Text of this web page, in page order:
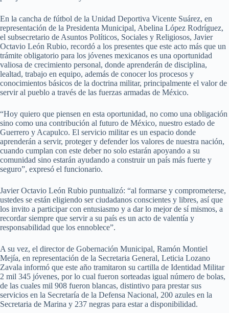
En la cancha de fútbol de la Unidad Deportiva Vicente Suárez, en
representación de la Presidenta Municipal, Abelina López Rodríguez,
el subsecretario de Asuntos Políticos, Sociales y Religiosos, Javier
Octavio León Rubio, recordó a los presentes que este acto más que un
trámite obligatorio para los jóvenes mexicanos es una oportunidad
valiosa de crecimiento personal, donde aprenderán de disciplina,
lealtad, trabajo en equipo, además de conocer los procesos y
conocimientos básicos de la doctrina militar, principalmente el valor de
servir al pueblo a través de las fuerzas armadas de México.
“Hoy quiero que piensen en esta oportunidad, no como una obligación
sino como una contribución al futuro de México, nuestro estado de
Guerrero y Acapulco. El servicio militar es un espacio donde
aprenderán a servir, proteger y defender los valores de nuestra nación,
cuando cumplan con este deber no solo estarán apoyando a su
comunidad sino estarán ayudando a construir un país más fuerte y
seguro”, expresó el funcionario.
Javier Octavio León Rubio puntualizó: “al formarse y comprometerse,
ustedes se están eligiendo ser ciudadanos conscientes y libres, así que
los invito a participar con entusiasmo y a dar lo mejor de sí mismos, a
recordar siempre que servir a su país es un acto de valentía y
responsabilidad que los ennoblece”.
A su vez, el director de Gobernación Municipal, Ramón Montiel
Mejía, en representación de la Secretaria General, Leticia Lozano
Zavala informó que este año tramitaron su cartilla de Identidad Militar
2 mil 345 jóvenes, por lo cual fueron sorteadas igual número de bolas,
de las cuales mil 908 fueron blancas, distintivo para prestar sus
servicios en la Secretaría de la Defensa Nacional, 200 azules en la
Secretaria de Marina y 237 negras para estar a disponibilidad.